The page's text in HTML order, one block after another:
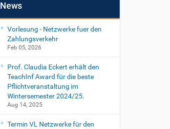
News
Vorlesung - Netzwerke fuer den
Zahlungsverkehr
Feb 05, 2026
Prof. Claudia Eckert erhält den
TeachInf Award für die beste
Pflichtveranstaltung im
Wintersemester 2024/25.
Aug 14, 2025
Termin VL Netzwerke für den